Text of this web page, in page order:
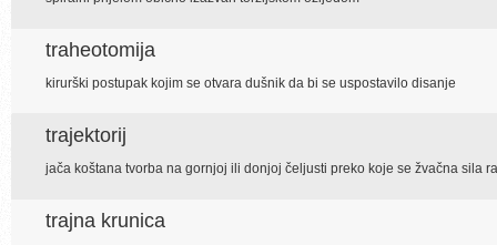
traheotomija
kirurški postupak kojim se otvara dušnik da bi se uspostavilo disanje
trajektorij
jača koštana tvorba na gornjoj ili donjoj čeljusti preko koje se žvačna sila
trajna krunica